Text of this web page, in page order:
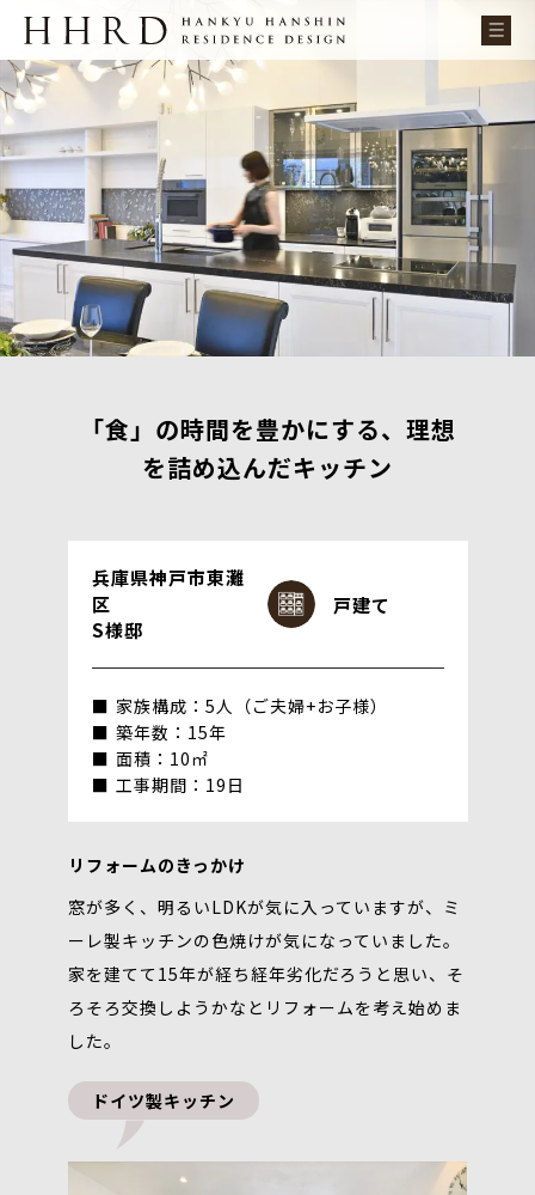
「食」の時間を豊かにする、理想
を詰め込んだキッチン
兵庫県神戸市東灘
区
S様邸
戸建て
家族構成：5人（ご夫婦+お子様）
築年数：15年
面積：10㎡
工事期間：19日
リフォームのきっかけ
窓が多く、明るいLDKが気に入っていますが、ミ
ーレ製キッチンの色焼けが気になっていました。
家を建てて15年が経ち経年劣化だろうと思い、そ
ろそろ交換しようかなとリフォームを考え始めま
した。
ドイツ製キッチン